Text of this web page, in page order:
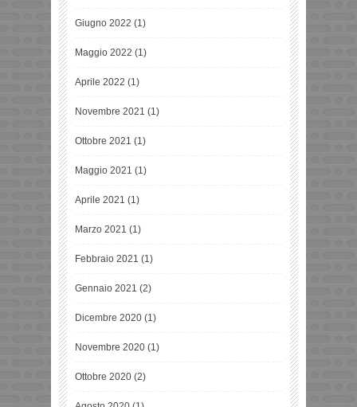
Giugno 2022 (1)
Maggio 2022 (1)
Aprile 2022 (1)
Novembre 2021 (1)
Ottobre 2021 (1)
Maggio 2021 (1)
Aprile 2021 (1)
Marzo 2021 (1)
Febbraio 2021 (1)
Gennaio 2021 (2)
Dicembre 2020 (1)
Novembre 2020 (1)
Ottobre 2020 (2)